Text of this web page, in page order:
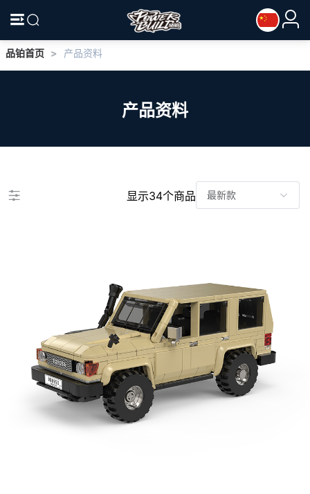
品铂首页 > 产品资料
产品资料
显示34个商品 最新款